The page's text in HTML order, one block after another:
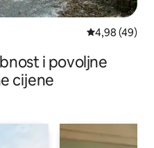
Prosječna
4,98 (49)
i povoljne
cijene